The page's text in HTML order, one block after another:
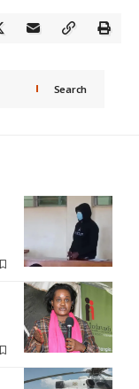
Search